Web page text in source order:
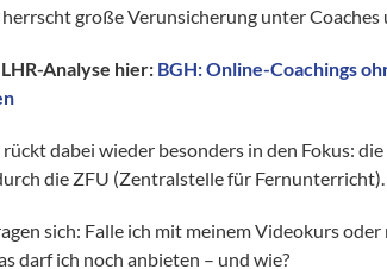
herrscht große Verunsicherung unter
Analyse hier: BGH: Online-Coachings
rückt dabei wieder besonders in den Fokus:
die ZFU (Zentralstelle für Fernunterricht).
sich: Falle ich mit meinem Videokurs
darf ich noch anbieten – und wie?